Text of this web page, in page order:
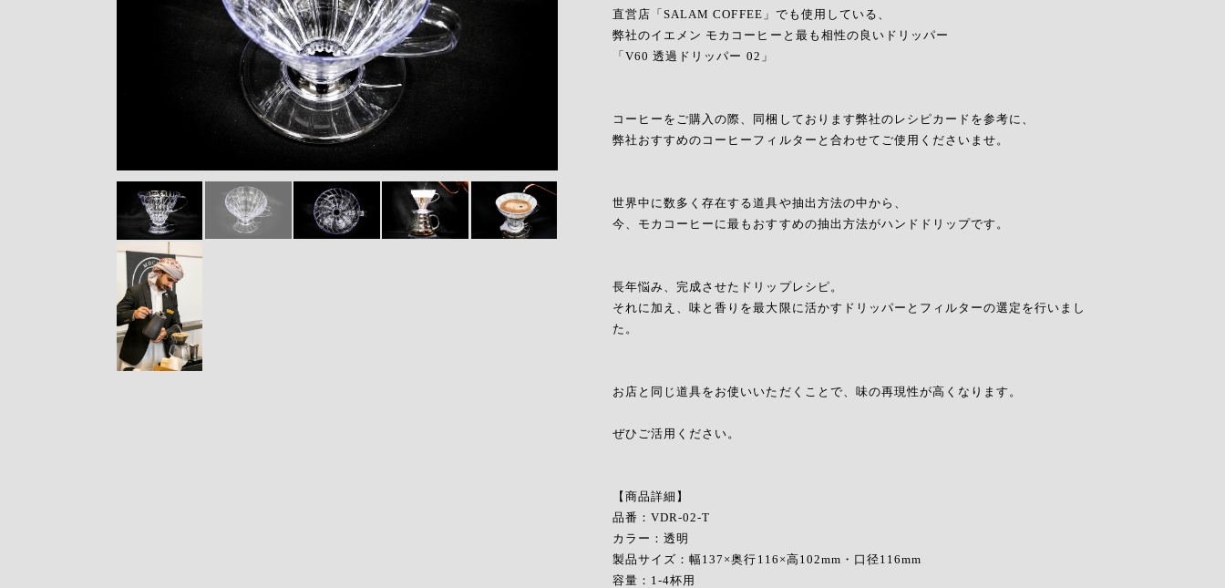
直営店「SALAM COFFEE」でも使用している、
弊社のイエメン モカコーヒーと最も相性の良いドリッパー
「V60 透過ドリッパー 02」
コーヒーをご購入の際、同梱しております弊社のレシピカードを参考に、
弊社おすすめのコーヒーフィルターと合わせてご使用くださいませ。
世界中に数多く存在する道具や抽出方法の中から、
今、モカコーヒーに最もおすすめの抽出方法がハンドドリップです。
長年悩み、完成させたドリップレシピ。
それに加え、味と香りを最大限に活かすドリッパーとフィルターの選定を行いまし
た。
お店と同じ道具をお使いいただくことで、味の再現性が高くなります。
ぜひご活用ください。
【商品詳細】
品番：VDR-02-T
カラー：透明
製品サイズ：幅137×奥行116×高102mm・口径116mm
容量：1-4杯用